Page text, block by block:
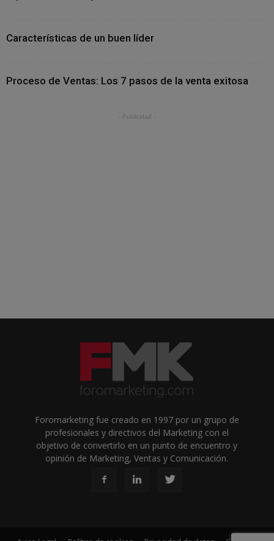
Características de un buen líder
Proceso de Ventas: Los 7 pasos de la venta exitosa
- Publicidad -
Foromarketing fue creado en 1997 por un grupo de
profesionales y directivos del Marketing con el
objetivo de convertirlo en un punto de encuentro y
opinión de Marketing, Ventas y Comunicación.